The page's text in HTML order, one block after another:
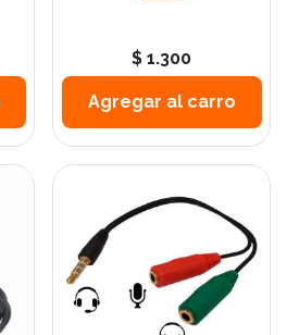
$ 1.300
Agregar al carro